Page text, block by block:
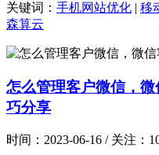
关键词： 手机网站优化 | 移
森算云
怎么管理客户微信，
巧分享
时间：2023-06-16 / 关注：